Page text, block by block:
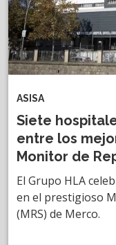
ASISA
Siete
entre los
Monitor de
El Grupo HLA
en el prestigioso
(MRS) de Merco.